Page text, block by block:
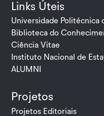
Links Úteis
Universidade Politécnica
Biblioteca do
Ciência Vitae
Instituto Nacional de
ALUMNI
Projetos
Projetos Editoriais